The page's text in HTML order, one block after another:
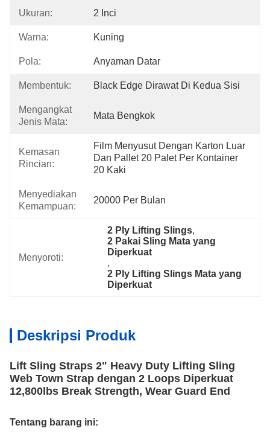
Ukuran: 2 Inci
Warna: Kuning
Pola: Anyaman Datar
Membentuk: Black Edge Dirawat Di Kedua Sisi
Mengangkat
Jenis Mata:
Mata Bengkok
Kemasan
Rincian:
Film Menyusut Dengan Karton Luar
Dan Pallet 20 Palet Per Kontainer
20 Kaki
Menyediakan
Kemampuan:
20000 Per Bulan
Menyoroti:
2 Ply Lifting Slings,
2 Pakai Sling Mata yang
Diperkuat
,
2 Ply Lifting Slings Mata yang
Diperkuat
Deskripsi Produk
Lift Sling Straps 2" Heavy Duty Lifting Sling
Web Town Strap dengan 2 Loops Diperkuat
12,800lbs Break Strength, Wear Guard End
Tentang barang ini: